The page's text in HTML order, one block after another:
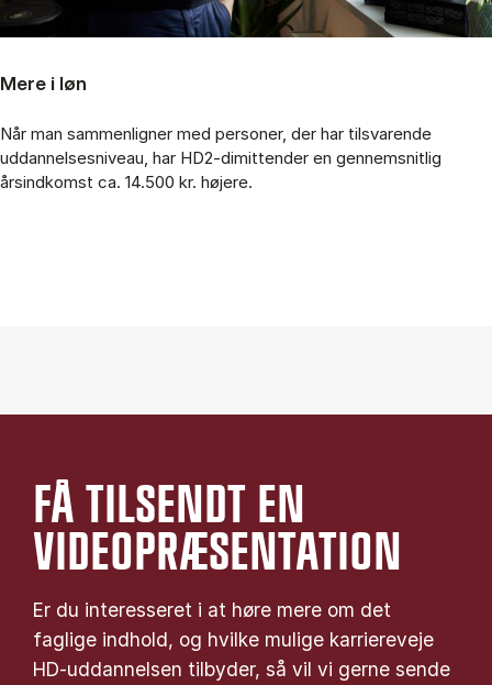
Mere i løn
Når man sammenligner med personer, der har tilsvarende
uddannelsesniveau, har HD2-dimittender en gennemsnitlig
årsindkomst ca. 14.500 kr. højere.
FÅ TILSENDT EN
VIDEOPRÆSENTATION
Er du interesseret i at høre mere om det
faglige indhold, og hvilke mulige karriereveje
HD-uddannelsen tilbyder, så vil vi gerne sende